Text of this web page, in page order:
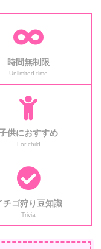
時間無制限
Unlimited time
供におすすめ
For child
チゴ狩り豆知識
Trivia